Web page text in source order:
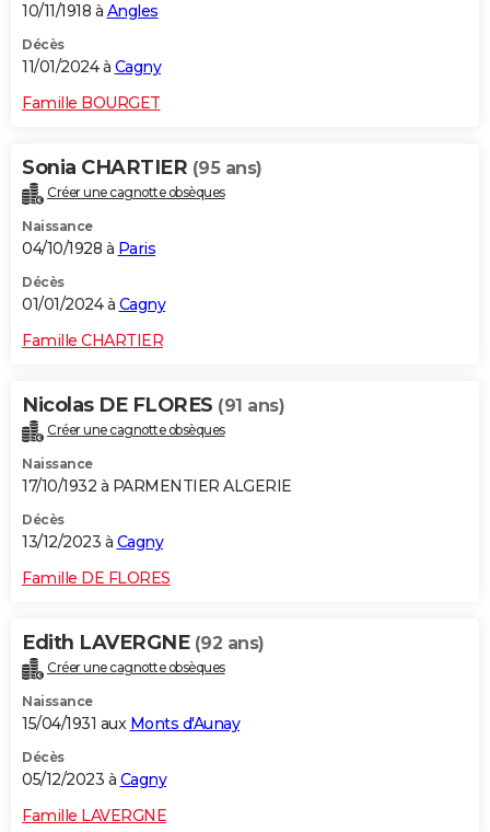
10/11/1918 à Angles
Décès
11/01/2024 à Cagny
Famille BOURGET
Sonia CHARTIER (95 ans)
Créer une cagnotte obsèques
Naissance
04/10/1928 à Paris
Décès
01/01/2024 à Cagny
Famille CHARTIER
Nicolas DE FLORES (91 ans)
Créer une cagnotte obsèques
Naissance
17/10/1932 à PARMENTIER ALGERIE
Décès
13/12/2023 à Cagny
Famille DE FLORES
Edith LAVERGNE (92 ans)
Créer une cagnotte obsèques
Naissance
15/04/1931 aux Monts d'Aunay
Décès
05/12/2023 à Cagny
Famille LAVERGNE